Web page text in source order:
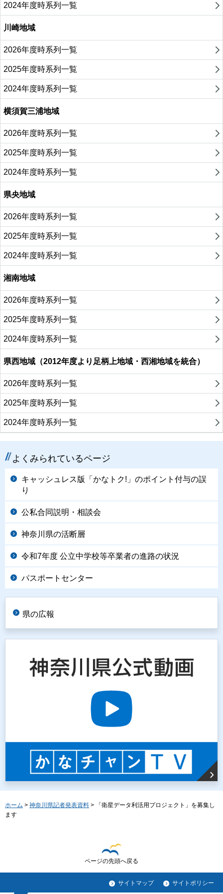
2024年度時系列一覧
川崎地域
2026年度時系列一覧
2025年度時系列一覧
2024年度時系列一覧
横須賀三浦地域
2026年度時系列一覧
2025年度時系列一覧
2024年度時系列一覧
県央地域
2026年度時系列一覧
2025年度時系列一覧
2024年度時系列一覧
湘南地域
2026年度時系列一覧
2025年度時系列一覧
2024年度時系列一覧
県西地域（2012年度より足柄上地域・西湘地域を統合）
2026年度時系列一覧
2025年度時系列一覧
2024年度時系列一覧
よくみられているページ
キャッシュレス版「かなトク!」のポイント付与の誤
り
公私合同説明・相談会
神奈川県の活断層
令和7年度 公立中学校等卒業者の進路の状況
パスポートセンター
県の広報
ホーム > 神奈川県記者発表資料 > 「衛星データ利活用プロジェクト」を募集し
ます
ページの先頭へ戻る
サイトマップ サイトポリシー